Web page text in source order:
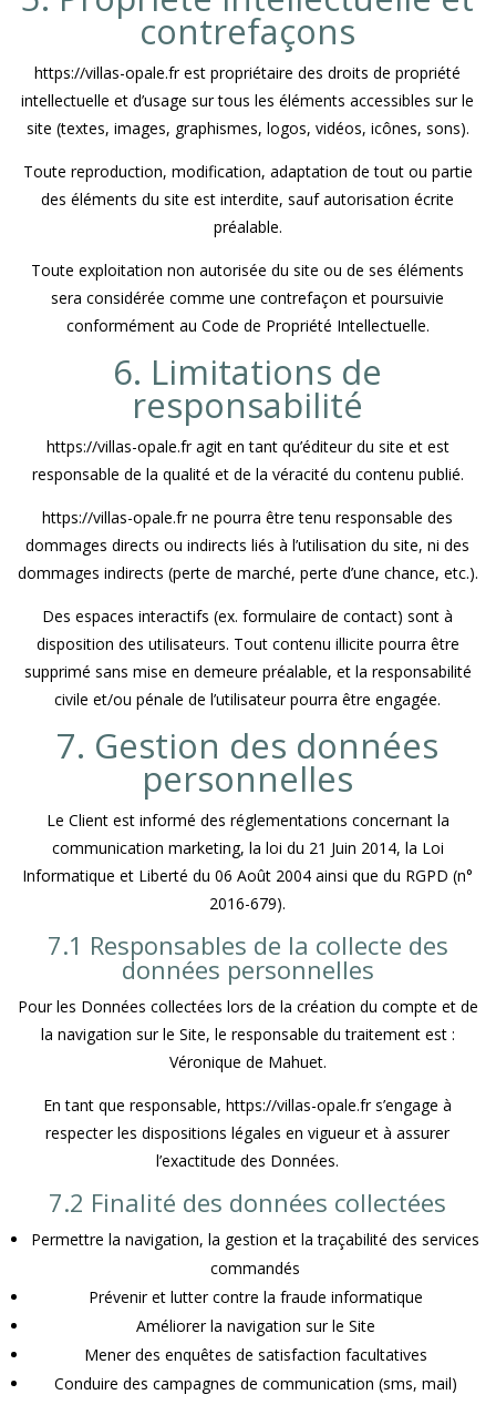
contrefaçons
https://villas-opale.fr est propriétaire des droits de propriété
intellectuelle et d’usage sur tous les éléments accessibles sur le
site (textes, images, graphismes, logos, vidéos, icônes, sons).
Toute reproduction, modification, adaptation de tout ou partie
des éléments du site est interdite, sauf autorisation écrite
préalable.
Toute exploitation non autorisée du site ou de ses éléments
sera considérée comme une contrefaçon et poursuivie
conformément au Code de Propriété Intellectuelle.
6. Limitations de
responsabilité
https://villas-opale.fr agit en tant qu’éditeur du site et est
responsable de la qualité et de la véracité du contenu publié.
https://villas-opale.fr ne pourra être tenu responsable des
dommages directs ou indirects liés à l’utilisation du site, ni des
dommages indirects (perte de marché, perte d’une chance, etc.).
Des espaces interactifs (ex. formulaire de contact) sont à
disposition des utilisateurs. Tout contenu illicite pourra être
supprimé sans mise en demeure préalable, et la responsabilité
civile et/ou pénale de l’utilisateur pourra être engagée.
7. Gestion des données
personnelles
Le Client est informé des réglementations concernant la
communication marketing, la loi du 21 Juin 2014, la Loi
Informatique et Liberté du 06 Août 2004 ainsi que du RGPD (n°
2016-679).
7.1 Responsables de la collecte des
données personnelles
Pour les Données collectées lors de la création du compte et de
la navigation sur le Site, le responsable du traitement est :
Véronique de Mahuet.
En tant que responsable, https://villas-opale.fr s’engage à
respecter les dispositions légales en vigueur et à assurer
l’exactitude des Données.
7.2 Finalité des données collectées
Permettre la navigation, la gestion et la traçabilité des services
commandés
Prévenir et lutter contre la fraude informatique
Améliorer la navigation sur le Site
Mener des enquêtes de satisfaction facultatives
Conduire des campagnes de communication (sms, mail)